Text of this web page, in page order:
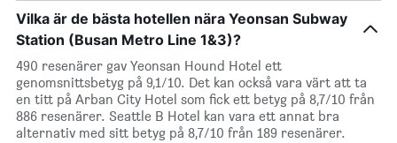
Vilka är de bästa hotellen nära Yeonsan Subway
Station (Busan Metro Line 1&3)?
490 resenärer gav Yeonsan Hound Hotel ett
genomsnittsbetyg på 9,1/10. Det kan också vara värt att ta
en titt på Arban City Hotel som fick ett betyg på 8,7/10 från
886 resenärer. Seattle B Hotel kan vara ett annat bra
alternativ med sitt betyg på 8,7/10 från 189 resenärer.